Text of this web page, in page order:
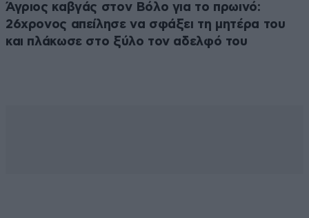
Άγριος καβγάς στον Βόλο για το πρωινό:
26χρονος απείλησε να σφάξει τη μητέρα του
και πλάκωσε στο ξύλο τον αδελφό του